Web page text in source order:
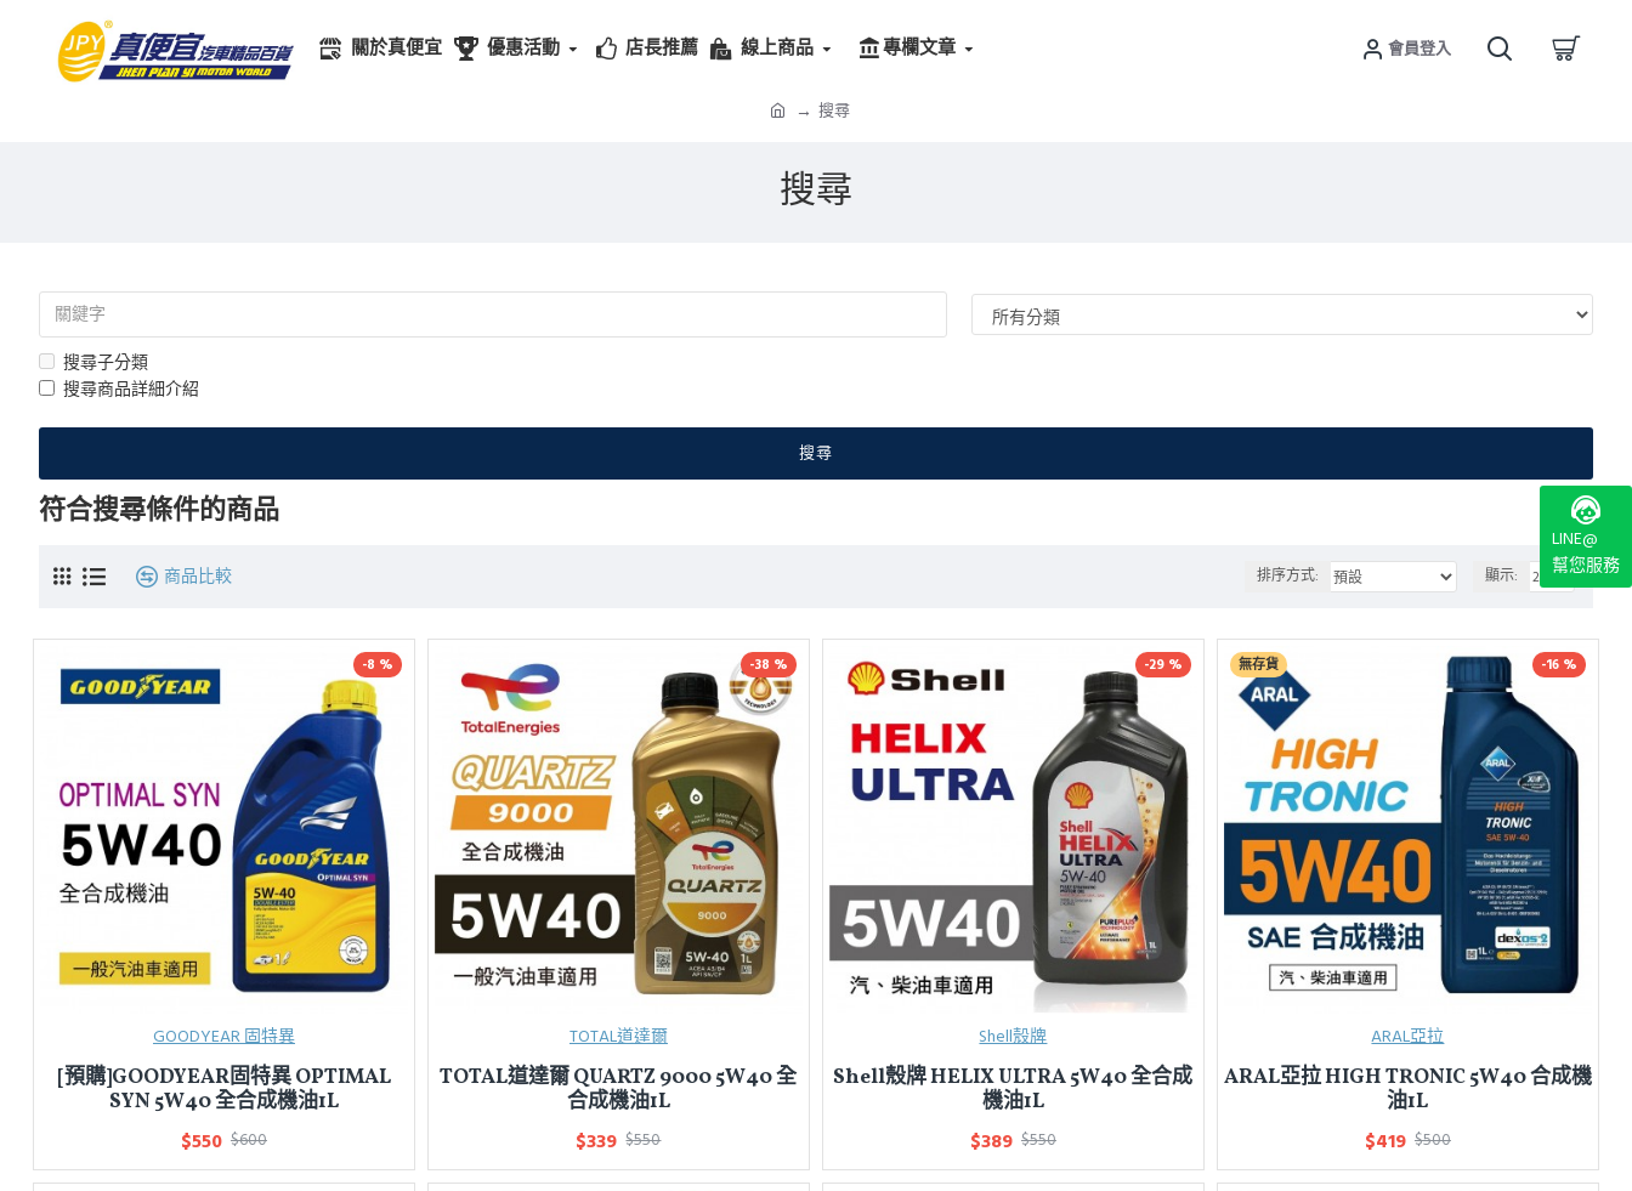
關於真便宜 優惠活動 店長推薦 線上商品 專欄文章 會員登入
搜尋
搜尋
搜尋子分類
搜尋商品詳細介紹
搜尋
符合搜尋條件的商品
商品比較 排序方式: 顯示:
-8 %
GOODYEAR 固特異
[預購]GOODYEAR固特異 OPTIMAL
SYN 5W40 全合成機油1L
$550 $600
-38 %
TOTAL道達爾
TOTAL道達爾 QUARTZ 9000 5W40 全
合成機油1L
$339 $550
-29 %
Shell殼牌
Shell殼牌 HELIX ULTRA 5W40 全合成
機油1L
$389 $550
-16 %
無存貨
ARAL亞拉
ARAL亞拉 HIGH TRONIC 5W40 合成機
油1L
$419 $500
LINE@
幫您服務